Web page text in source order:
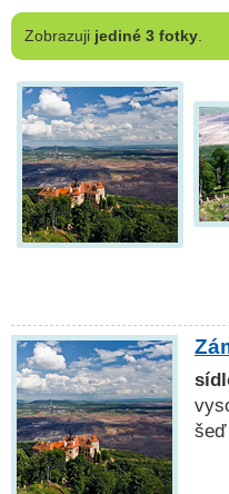
Zobrazuji jediné 3 fotky.
šeď